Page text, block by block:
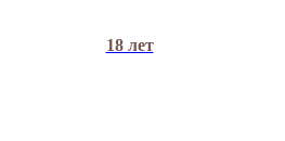
18 лет